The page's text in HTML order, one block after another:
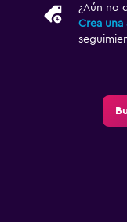
¿Aún no
Crea